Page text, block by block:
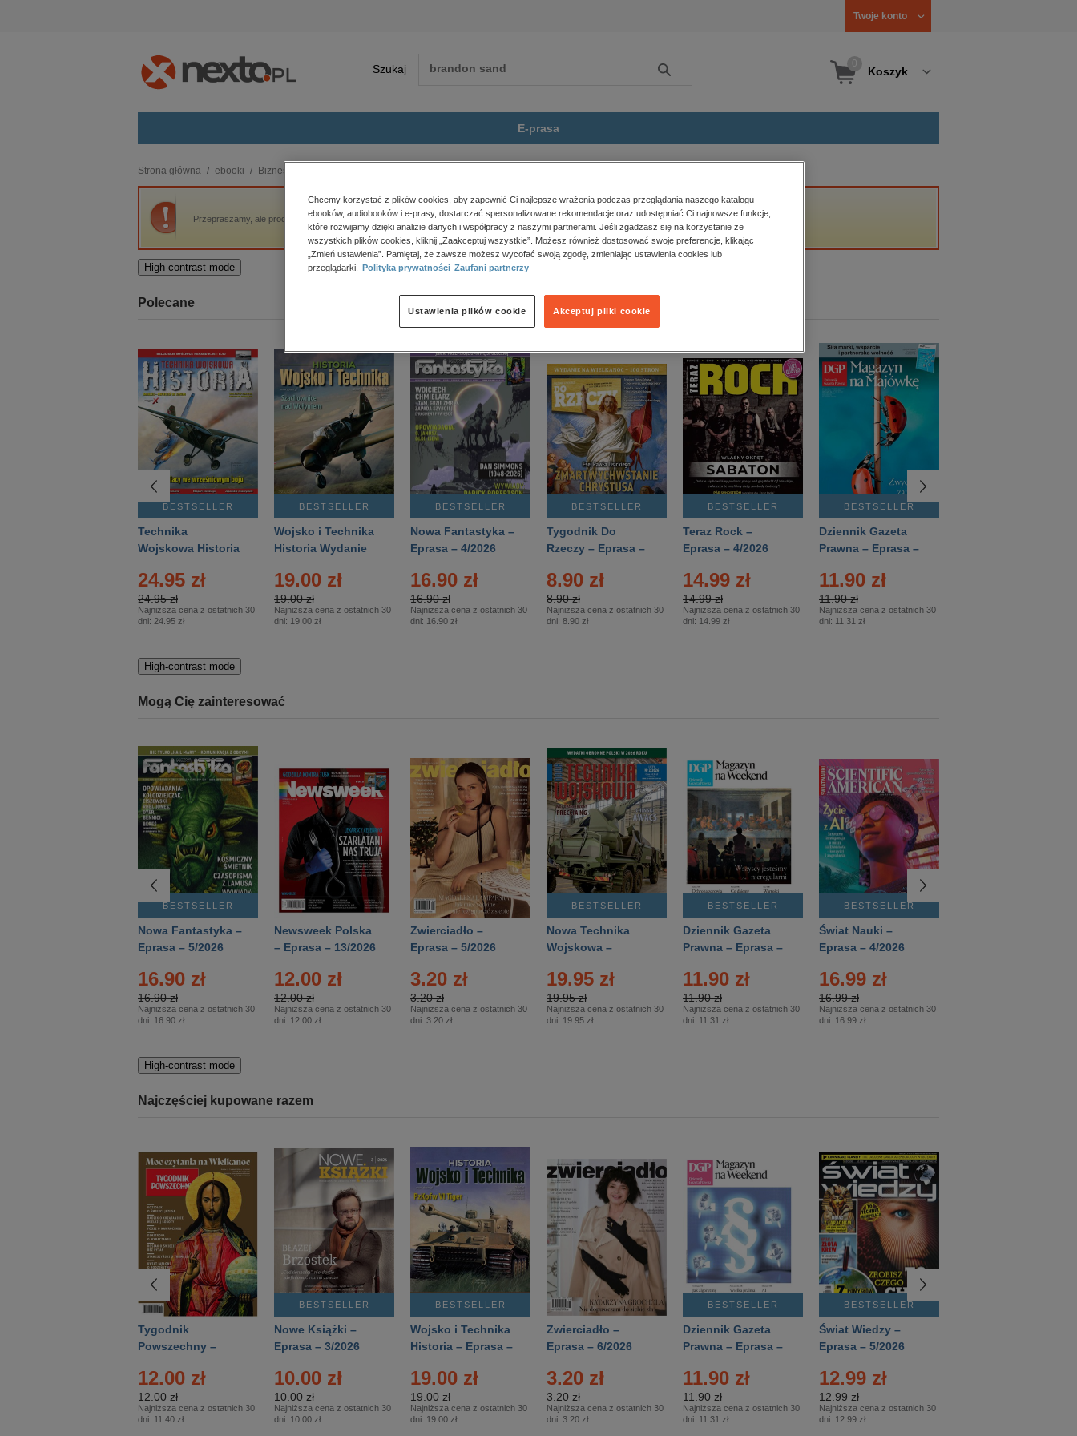
Twoje konto
Szukaj Szukaj Koszyk
E-prasa
budownictwo, aranżacja wnętrz
biznesowe, branżowe, gospodarka
darmowe wydania
edukacja
kobiece, lifestyle, kultura
polityka, społeczno-informacyjne
psychologiczne
inne
popularno-naukowe
historia
zdrowie
religie
Strona główna ebooki Biznes
Przepraszamy, ale produkt „Czas pracy 2025” nie jest dostępny.
High-contrast mode
Polecane
BESTSELLER
Technika
Wojskowa Historia
24.95 zł
24.95 zł
Najniższa cena z ostatnich 30
dni: 24.95 zł
BESTSELLER
Wojsko i Technika
Historia Wydanie
– 2/2026
19.00 zł
19.00 zł
Najniższa cena z ostatnich 30
dni: 19.00 zł
BESTSELLER
Nowa Fantastyka –
Eprasa – 4/2026
16.90 zł
16.90 zł
Najniższa cena z ostatnich 30
dni: 16.90 zł
BESTSELLER
Tygodnik Do
Rzeczy – Eprasa –
8.90 zł
8.90 zł
Najniższa cena z ostatnich 30
dni: 8.90 zł
BESTSELLER
Teraz Rock –
Eprasa – 4/2026
14.99 zł
14.99 zł
Najniższa cena z ostatnich 30
dni: 14.99 zł
BESTSELLER
Dziennik Gazeta
Prawna – Eprasa –
11.90 zł
11.90 zł
Najniższa cena z ostatnich 30
dni: 11.31 zł
High-contrast mode
Mogą Cię zainteresować
BESTSELLER
Nowa Fantastyka –
Eprasa – 5/2026
16.90 zł
16.90 zł
Najniższa cena z ostatnich 30
dni: 16.90 zł
Newsweek Polska
– Eprasa – 13/2026
12.00 zł
12.00 zł
Najniższa cena z ostatnich 30
dni: 12.00 zł
Zwierciadło –
Eprasa – 5/2026
3.20 zł
3.20 zł
Najniższa cena z ostatnich 30
dni: 3.20 zł
BESTSELLER
Nowa Technika
Wojskowa –
19.95 zł
19.95 zł
Najniższa cena z ostatnich 30
dni: 19.95 zł
BESTSELLER
Dziennik Gazeta
Prawna – Eprasa –
11.90 zł
11.90 zł
Najniższa cena z ostatnich 30
dni: 11.31 zł
BESTSELLER
Świat Nauki –
Eprasa – 4/2026
16.99 zł
16.99 zł
Najniższa cena z ostatnich 30
dni: 16.99 zł
High-contrast mode
Najczęściej kupowane razem
Tygodnik
Powszechny –
12.00 zł
12.00 zł
Najniższa cena z ostatnich 30
dni: 11.40 zł
BESTSELLER
Nowe Książki –
Eprasa – 3/2026
10.00 zł
10.00 zł
Najniższa cena z ostatnich 30
dni: 10.00 zł
BESTSELLER
Wojsko i Technika
Historia – Eprasa –
19.00 zł
19.00 zł
Najniższa cena z ostatnich 30
dni: 19.00 zł
Zwierciadło –
Eprasa – 6/2026
3.20 zł
3.20 zł
Najniższa cena z ostatnich 30
dni: 3.20 zł
BESTSELLER
Dziennik Gazeta
Prawna – Eprasa –
11.90 zł
11.90 zł
Najniższa cena z ostatnich 30
dni: 11.31 zł
BESTSELLER
Świat Wiedzy –
Eprasa – 5/2026
12.99 zł
12.99 zł
Najniższa cena z ostatnich 30
dni: 12.99 zł
Chcemy korzystać z plików cookies, aby zapewnić Ci najlepsze wrażenia podczas przeglądania naszego katalogu
ebooków, audiobooków i e-prasy, dostarczać spersonalizowane rekomendacje oraz udostępniać Ci najnowsze funkcje,
które rozwijamy dzięki analizie danych i współpracy z naszymi partnerami. Jeśli zgadzasz się na korzystanie ze
wszystkich plików cookies, kliknij „Zaakceptuj wszystkie”. Możesz również dostosować swoje preferencje, klikając
„Zmień ustawienia”. Pamiętaj, że zawsze możesz wycofać swoją zgodę, zmieniając ustawienia cookies lub
przeglądarki.
Polityka prywatności Zaufani partnerzy
Akceptuj pliki cookie
Ustawienia plików cookie